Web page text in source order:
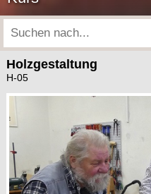
Holzgestaltung
H-05